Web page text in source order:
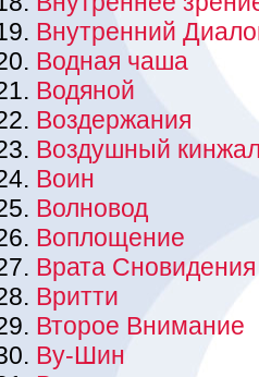
Внутренний
Водная чаша
Водяной
Воздержания
Воздушный
Воин
Волновод
Воплощение
Врата Сновидения
Вритти
Второе Внимание
Ву-Шин